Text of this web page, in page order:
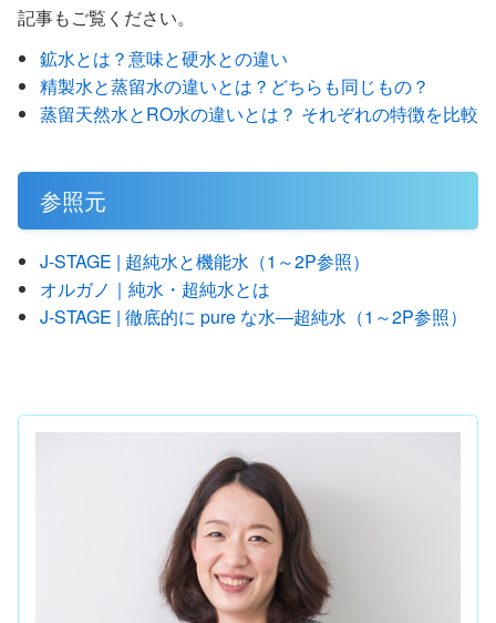
記事もご覧ください。
鉱水とは？意味と硬水との違い
精製水と蒸留水の違いとは？どちらも同じもの？
蒸留天然水とRO水の違いとは？ それぞれの特徴を比較
参照元
J-STAGE | 超純水と機能水（1～2P参照）
オルガノ｜純水・超純水とは
J-STAGE | 徹底的に pure な水―超純水（1～2P参照）